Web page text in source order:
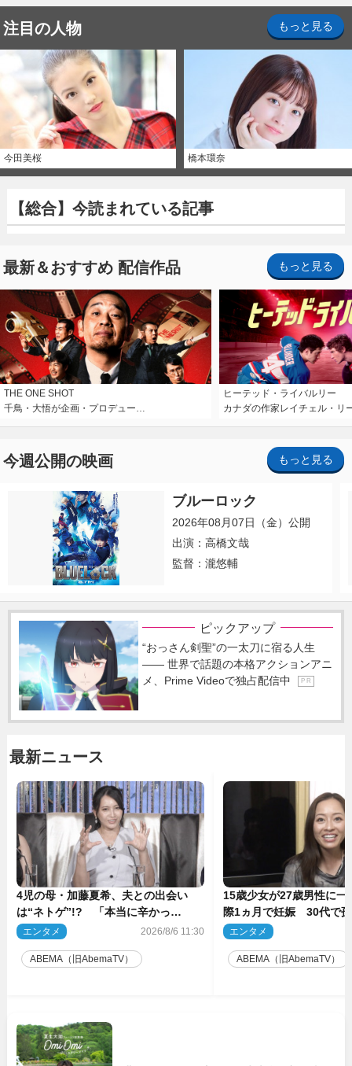
注目の人物 もっと見る
今田美桜 橋本環奈
【総合】今読まれている記事
最新＆おすすめ 配信作品 もっと見る
THE ONE SHOT
千鳥・大悟が企画・プロデュー…
ヒーテッド・ライバルリー
カナダの作家レイチェル・リ
今週公開の映画 もっと見る
ブルーロック
2026年08月07日（金）公開
出演：高橋文哉
監督：瀧悠輔
ピックアップ
“おっさん剣聖”の一太刀に宿る人生
―― 世界で話題の本格アクションアニ
メ、Prime Videoで独占配信中
P R
最新ニュース
4児の母・加藤夏希、夫との出会い
は“ネトゲ”!? 「本当に辛かっ
た」“極寒プロポーズ”も告白
エンタメ 2026/8/6 11:30
ABEMA（旧AbemaTV）
15歳少女が27歳男性に
際1ヵ月で妊娠 30代で
の衝撃半生
エンタメ
ABEMA（旧AbemaTV）